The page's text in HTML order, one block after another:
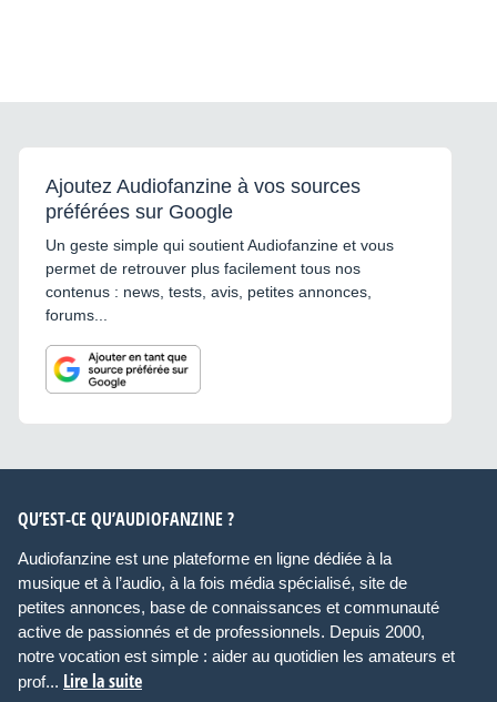
Ajoutez Audiofanzine à vos sources
préférées sur Google
Un geste simple qui soutient Audiofanzine et vous
permet de retrouver plus facilement tous nos
contenus : news, tests, avis, petites annonces,
forums...
QU’EST-CE QU’AUDIOFANZINE ?
Audiofanzine est une plateforme en ligne dédiée à la
musique et à l’audio, à la fois média spécialisé, site de
petites annonces, base de connaissances et communauté
active de passionnés et de professionnels. Depuis 2000,
notre vocation est simple : aider au quotidien les amateurs et
prof... Lire la suite